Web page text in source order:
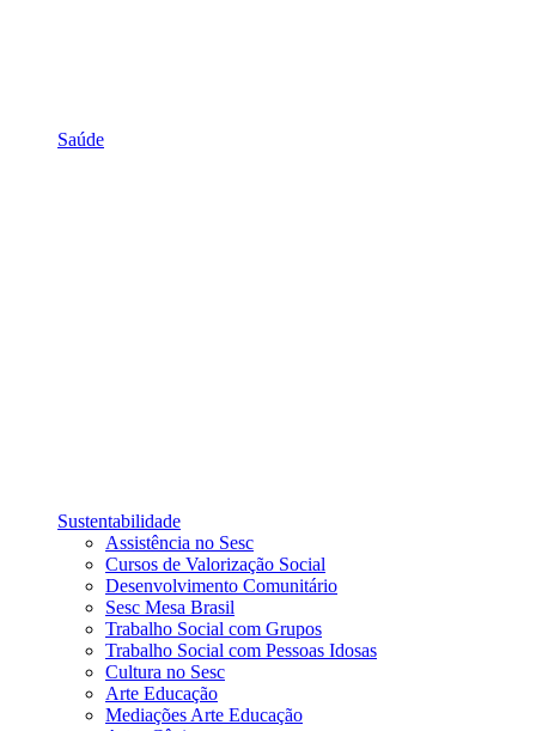
Saúde
Sustentabilidade
Assistência no Sesc
Cursos de Valorização Social
Desenvolvimento Comunitário
Sesc Mesa Brasil
Trabalho Social com Grupos
Trabalho Social com Pessoas Idosas
Cultura no Sesc
Arte Educação
Mediações Arte Educação